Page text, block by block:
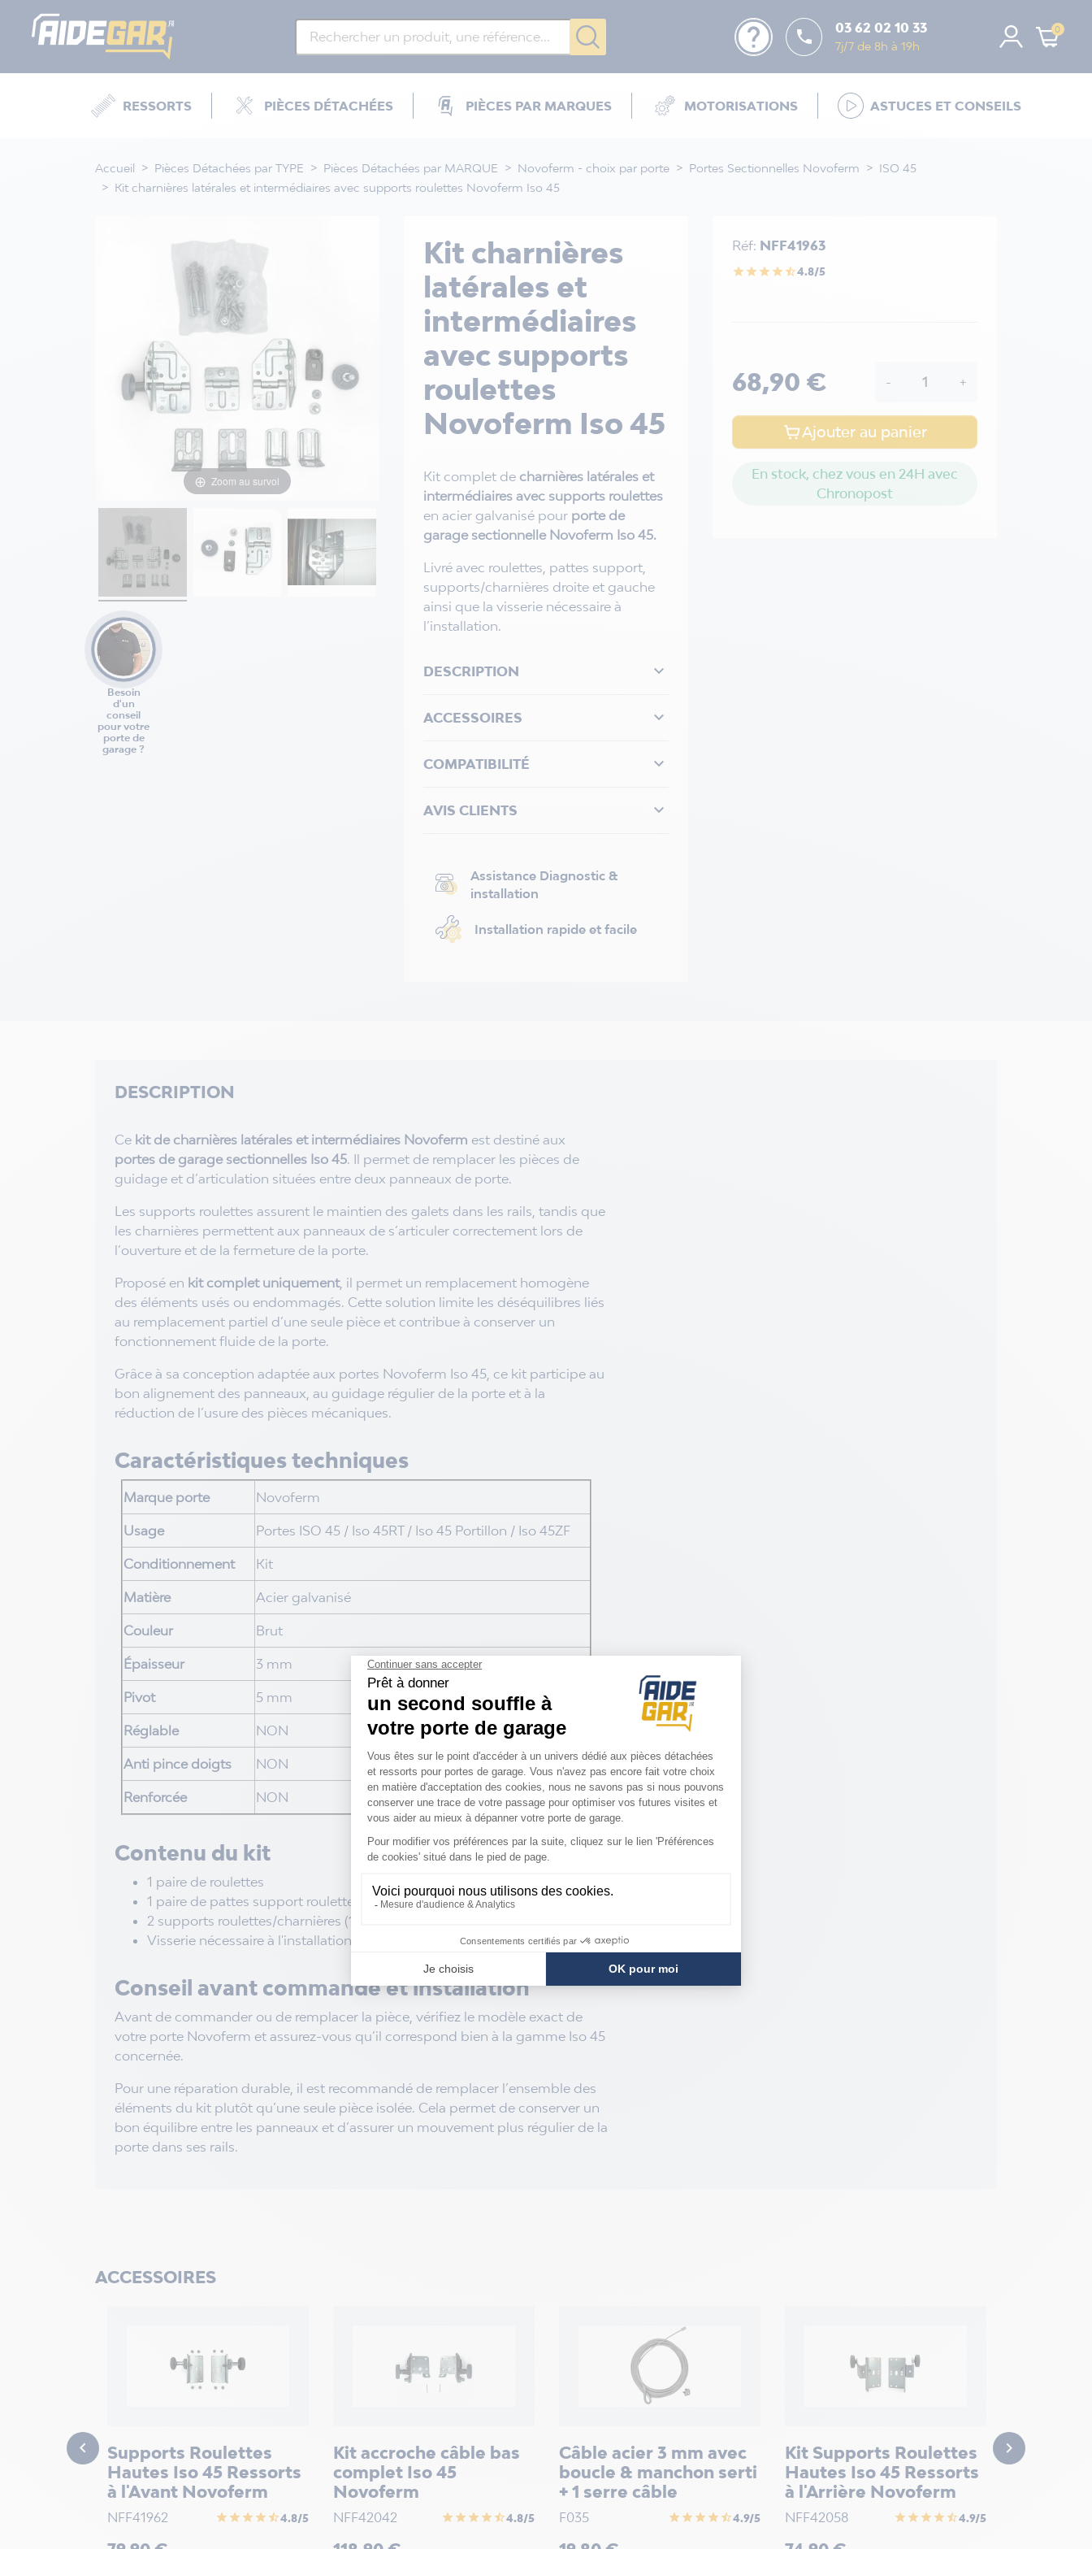
help  03 62 02 10 33
7j/7 de 8h à 19h
0
RESSORTS PIÈCES DÉTACHÉES PIÈCES PAR MARQUES MOTORISATIONS ASTUCES ET CONSEILS
Accueil Pièces Détachées par TYPE Pièces Détachées par MARQUE Novoferm - choix par porte Portes Sectionnelles Novoferm
ISO 45
Kit charnières latérales et intermédiaires avec supports roulettes Novoferm Iso 45
Zoom au survol
Besoin
d'un
conseil
pour votre
porte de
garage ?
Kit charnières
latérales et
intermédiaires
avec supports
roulettes
Novoferm Iso 45
Kit complet decharnières latérales et
intermédiaires avec supports roulettes
en acier galvanisé pourporte de
garage sectionnelle Novoferm Iso 45.
Livré avec roulettes, pattes support,
supports/charnières droite et gauche
ainsi que la visserie nécessaire à
l’installation.
DESCRIPTION 
ACCESSOIRES 
COMPATIBILITÉ 
AVIS CLIENTS 
Assistance Diagnostic &
installation
Installation rapide et facile
Réf: NFF41963
star star star star star_half4.8/5
68,90 € - +
Ajouter au panier
En stock, chez vous en 24H avec
Chronopost
DESCRIPTION
Ce kit de charnières latérales et intermédiaires Novoferm est destiné aux
portes de garage sectionnelles Iso 45. Il permet de remplacer les pièces de
guidage et d’articulation situées entre deux panneaux de porte.
Les supports roulettes assurent le maintien des galets dans les rails, tandis que
les charnières permettent aux panneaux de s’articuler correctement lors de
l’ouverture et de la fermeture de la porte.
Proposé en kit complet uniquement, il permet un remplacement homogène
des éléments usés ou endommagés. Cette solution limite les déséquilibres liés
au remplacement partiel d’une seule pièce et contribue à conserver un
fonctionnement fluide de la porte.
Grâce à sa conception adaptée aux portes Novoferm Iso 45, ce kit participe au
bon alignement des panneaux, au guidage régulier de la porte et à la
réduction de l’usure des pièces mécaniques.
Caractéristiques techniques
Marque porte Novoferm
Usage Portes ISO 45 / Iso 45RT / Iso 45 Portillon / Iso 45ZF
Conditionnement Kit
Matière Acier galvanisé
Couleur Brut
Épaisseur 3 mm
Pivot 5 mm
Réglable NON
Anti pince doigts NON
Renforcée NON
Contenu du kit
1 paire de roulettes
1 paire de pattes support roulettes
2 supports roulettes/charnières (1 côté droit + 1 côté gauche)
Visserie nécessaire à l'installation
Conseil avant commande et installation
Avant de commander ou de remplacer la pièce, vérifiez le modèle exact de
votre porte Novoferm et assurez-vous qu’il correspond bien à la gamme Iso 45
concernée.
Pour une réparation durable, il est recommandé de remplacer l’ensemble des
éléments du kit plutôt qu’une seule pièce isolée. Cela permet de conserver un
bon équilibre entre les panneaux et d’assurer un mouvement plus régulier de la
porte dans ses rails.
ACCESSOIRES

5.0/5
Supports Roulettes
Hautes Iso 45 Ressorts
à l'Avant Novoferm
NFF41962 star star star star star_half4.8/5
Prix
Kit accroche câble bas
complet Iso 45
Novoferm
NFF42042 star star star star star_half4.8/5
Prix
Câble acier 3 mm avec
boucle & manchon serti
+ 1 serre câble
F035 star star star star star_half4.9/5
Prix
Kit Supports Roulettes
Hautes Iso 45 Ressorts
à l'Arrière Novoferm
NFF42058 star star star star star_half4.9/5
Prix
Prix
19,90 €
